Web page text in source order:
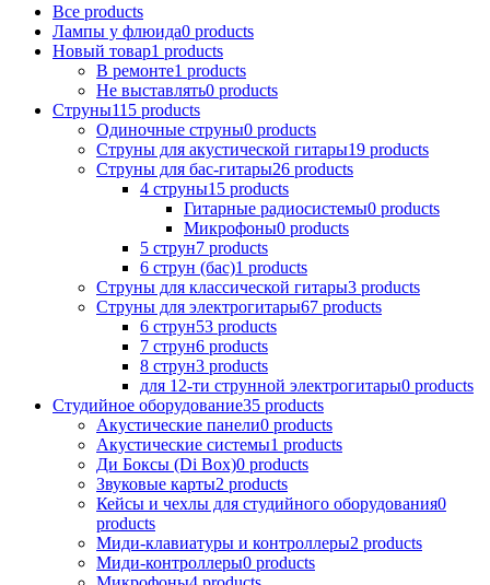
Все products
Лампы у флюида0 products
Новый товар1 products
В ремонтe1 products
Не выставлять0 products
Струны115 products
Одиночные струны0 products
Струны для акустической гитары19 products
Струны для бас-гитары26 products
4 струны15 products
Гитарные радиосистемы0 products
Микрофоны0 products
5 струн7 products
6 струн (бас)1 products
Струны для классической гитары3 products
Струны для электрогитары67 products
6 струн53 products
7 струн6 products
8 струн3 products
для 12-ти струнной электрогитары0 products
Студийное оборудование35 products
Акустические панели0 products
Акустические системы1 products
Ди Боксы (Di Box)0 products
Звуковые карты2 products
Кейсы и чехлы для студийного оборудования0
products
Миди-клавиатуры и контроллеры2 products
Миди-контроллеры0 products